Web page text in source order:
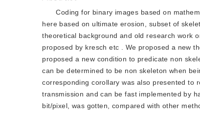
Coding for binary images based on
here based on ultimate erosion, subset of
theoretical background and old research work
proposed by kresch etc . We proposed a new
proposed a new condition to predicate non
can be determined to be non skeleton when
corresponding corollary was also presented to
transmission and can be fast implemented by
bit/pixel, was gotten, compared with other